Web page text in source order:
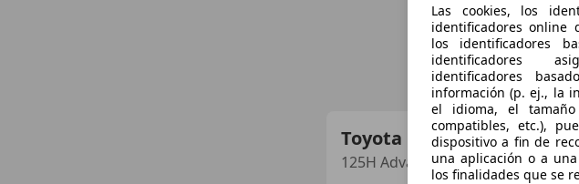
Toyota C-HR
125H Advance
Las cookies, los
identificadores online
los identificadores
identificadores
identificadores
información (p. ej., la
el idioma, el
compatibles, etc.),
dispositivo a fin de
una aplicación o a
los finalidades que se